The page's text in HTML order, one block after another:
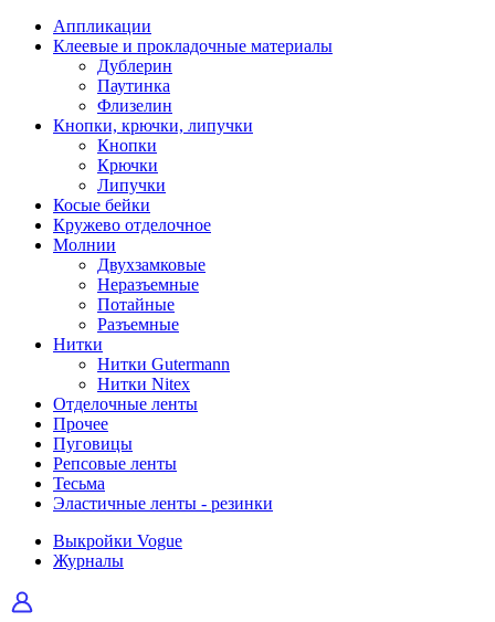
Аппликации
Клеевые и прокладочные материалы
Дублерин
Паутинка
Флизелин
Кнопки, крючки, липучки
Кнопки
Крючки
Липучки
Косые бейки
Кружево отделочное
Молнии
Двухзамковые
Неразъемные
Потайные
Разъемные
Нитки
Нитки Gutermann
Нитки Nitex
Отделочные ленты
Прочее
Пуговицы
Репсовые ленты
Тесьма
Эластичные ленты - резинки
Выкройки Vogue
Журналы